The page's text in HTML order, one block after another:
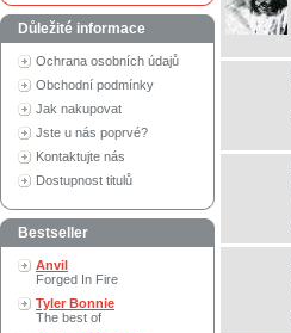
Důležité informace
Ochrana osobních údajů
Obchodní podmínky
Jak nakupovat
Jste u nás poprvé?
Kontaktujte nás
Dostupnost titulů
Bestseller
Anvil
Forged In Fire
Tyler Bonnie
The best of